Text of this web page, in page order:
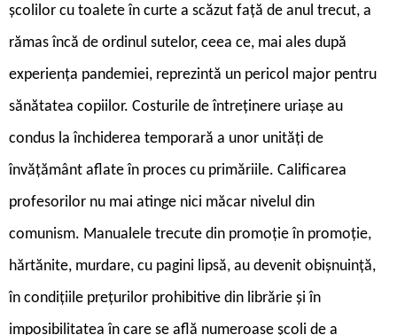
școlilor cu toalete în curte a scăzut față de anul trecut, a
rămas încă de ordinul sutelor, ceea ce, mai ales după
experiența pandemiei, reprezintă un pericol major pentru
sănătatea copiilor. Costurile de întreținere uriașe au
condus la închiderea temporară a unor unități de
învățământ aflate în proces cu primăriile. Calificarea
profesorilor nu mai atinge nici măcar nivelul din
comunism. Manualele trecute din promoție în promoție,
hărtănite, murdare, cu pagini lipsă, au devenit obișnuință,
în condițiile prețurilor prohibitive din librărie și în
imposibilitatea în care se află numeroase școli de a